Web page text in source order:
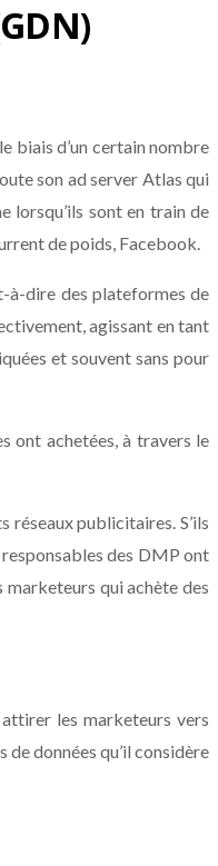
biais d’un certain nombre
son ad server Atlas qui
lorsqu’ils sont en train de
de poids, Facebook.
à-dire des plateformes de
agissant en tant
et souvent sans pour
ont achetées, à travers le
publicitaires. S’ils
responsables des DMP ont
marketeurs qui achète des
les marketeurs vers
données qu’il considère